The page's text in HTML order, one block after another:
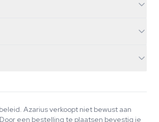
Azarius verkoopt niet bewust aan
een bestelling te plaatsen bevestig je